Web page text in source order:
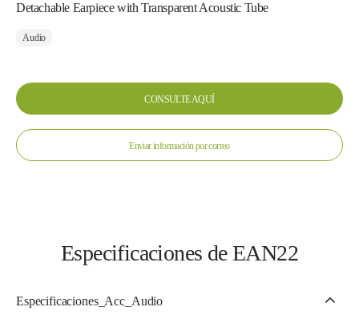
Detachable Earpiece with Transparent Acoustic Tube
Audio
CONSULTE AQUÍ
Enviar información por correo
Especificaciones de EAN22
Especificaciones_Acc_Audio